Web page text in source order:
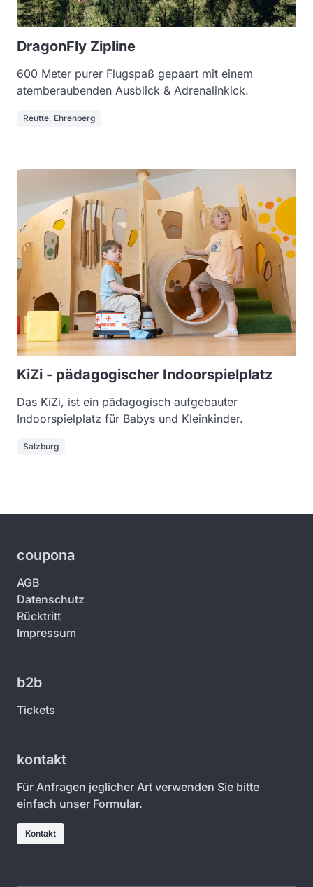
DragonFly Zipline
600 Meter purer Flugspaß gepaart mit einem
atemberaubenden Ausblick & Adrenalinkick.
Reutte, Ehrenberg
KiZi - pädagogischer Indoorspielplatz
Das KiZi, ist ein pädagogisch aufgebauter
Indoorspielplatz für Babys und Kleinkinder.
Salzburg
coupona
AGB
Datenschutz
Rücktritt
Impressum
b2b
Tickets
kontakt
Für Anfragen jeglicher Art verwenden Sie bitte
einfach unser Formular.
Kontakt